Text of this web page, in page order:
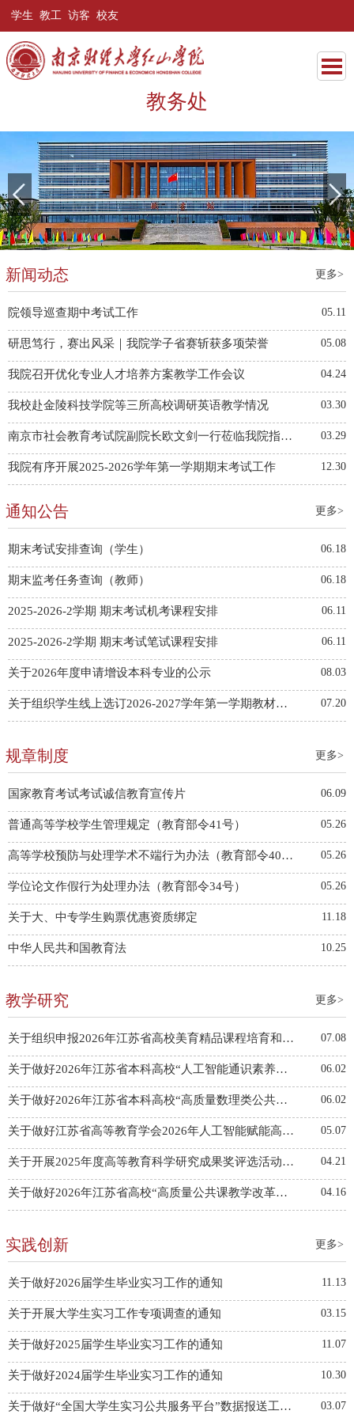
学生 教工 访客 校友
教务处
新闻动态 更多>
院领导巡查期中考试工作 05.11
研思笃行，赛出风采｜我院学子省赛斩获多项荣誉 05.08
我院召开优化专业人才培养方案教学工作会议 04.24
我校赴金陵科技学院等三所高校调研英语教学情况 03.30
南京市社会教育考试院副院长欧文剑一行莅临我院指导全国计算机等级考试工作 03.29
我院有序开展2025-2026学年第一学期期末考试工作 12.30
通知公告 更多>
期末考试安排查询（学生） 06.18
期末监考任务查询（教师） 06.18
2025-2026-2学期 期末考试机考课程安排 06.11
2025-2026-2学期 期末考试笔试课程安排 06.11
关于2026年度申请增设本科专业的公示 08.03
关于组织学生线上选订2026-2027学年第一学期教材的通知 07.20
规章制度 更多>
国家教育考试考试诚信教育宣传片 06.09
普通高等学校学生管理规定（教育部令41号） 05.26
高等学校预防与处理学术不端行为办法（教育部令40号） 05.26
学位论文作假行为处理办法（教育部令34号） 05.26
关于大、中专学生购票优惠资质绑定 11.18
中华人民共和国教育法 10.25
教学研究 更多>
关于组织申报2026年江苏省高校美育精品课程培育和美育大讲堂优课推荐工作的通知 07.08
关于做好2026年江苏省本科高校“人工智能通识素养教育教学改革研究”专项课题立项申报推荐工作的通知 06.02
关于做好2026年江苏省本科高校“高质量数理类公共课程教材改革研究”专项课题立项申报推荐工作的通知 06.02
关于做好江苏省高等教育学会2026年人工智能赋能高等教育新生态专项课题立项申报工作的通知 05.07
关于开展2025年度高等教育科学研究成果奖评选活动的通知 04.21
关于做好2026年江苏省高校“高质量公共课教学改革研究”专项课题立项建设申报工作的通知 04.16
实践创新 更多>
关于做好2026届学生毕业实习工作的通知 11.13
关于开展大学生实习工作专项调查的通知 03.15
关于做好2025届学生毕业实习工作的通知 11.07
关于做好2024届学生毕业实习工作的通知 10.30
关于做好“全国大学生实习公共服务平台”数据报送工作的通知 03.07